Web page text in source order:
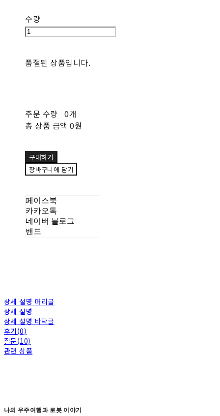
수량
품절된 상품입니다.
주문 수량 0개
총 상품 금액 0원
구매하기
장바구니에 담기
페이스북
카카오톡
네이버 블로그
밴드
상세 설명 머리글
상세 설명
상세 설명 바닥글
후기(0)
질문(10)
관련 상품
나의 우주여행과 로봇 이야기